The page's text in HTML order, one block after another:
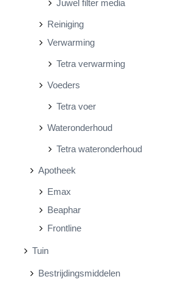
Juwel filter media
Reiniging
Verwarming
Tetra verwarming
Voeders
Tetra voer
Wateronderhoud
Tetra wateronderhoud
Apotheek
Emax
Beaphar
Frontline
Tuin
Bestrijdingsmiddelen